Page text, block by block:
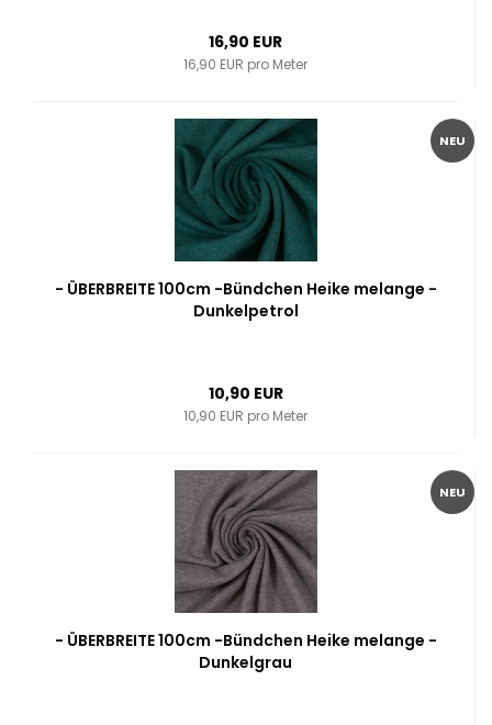
16,90 EUR
16,90 EUR pro Meter
NEU
- ÜBERBREITE 100cm -Bündchen Heike melange -
Dunkelpetrol
10,90 EUR
10,90 EUR pro Meter
NEU
- ÜBERBREITE 100cm -Bündchen Heike melange -
Dunkelgrau